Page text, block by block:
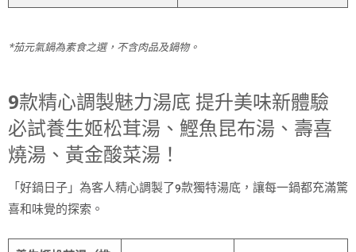
*茄元氣鍋為素食之選，不含肉品及鍋物。
9款精心調製魅力湯底 提升美味新體驗
必試養生姬松茸湯、鰹魚昆布湯、壽喜
燒湯、黃金酸菜湯！
「好鍋日子」為客人精心調製了9款獨特湯底，讓每一鍋都充滿驚
喜和味覺的探索。